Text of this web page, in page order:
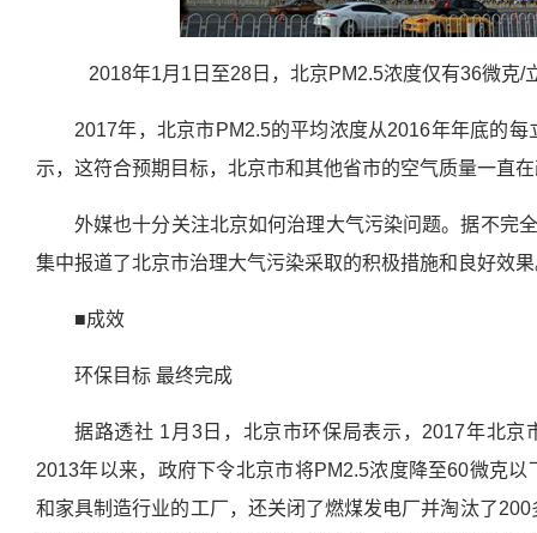
2018年1月1日至28日，北京PM2.5浓度仅有36微克
2017年，北京市PM2.5的平均浓度从2016年年底的
示，这符合预期目标，北京市和其他省市的空气质量一直
外媒也十分关注北京如何治理大气污染问题。据不完
集中报道了北京市治理大气污染采取的积极措施和良好效
■成效
环保目标 最终完成
据路透社 1月3日，北京市环保局表示，2017年北
2013年以来，政府下令北京市将PM2.5浓度降至60微克
和家具制造行业的工厂，还关闭了燃煤发电厂并淘汰了